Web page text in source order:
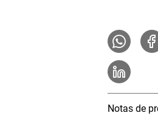
Notas de